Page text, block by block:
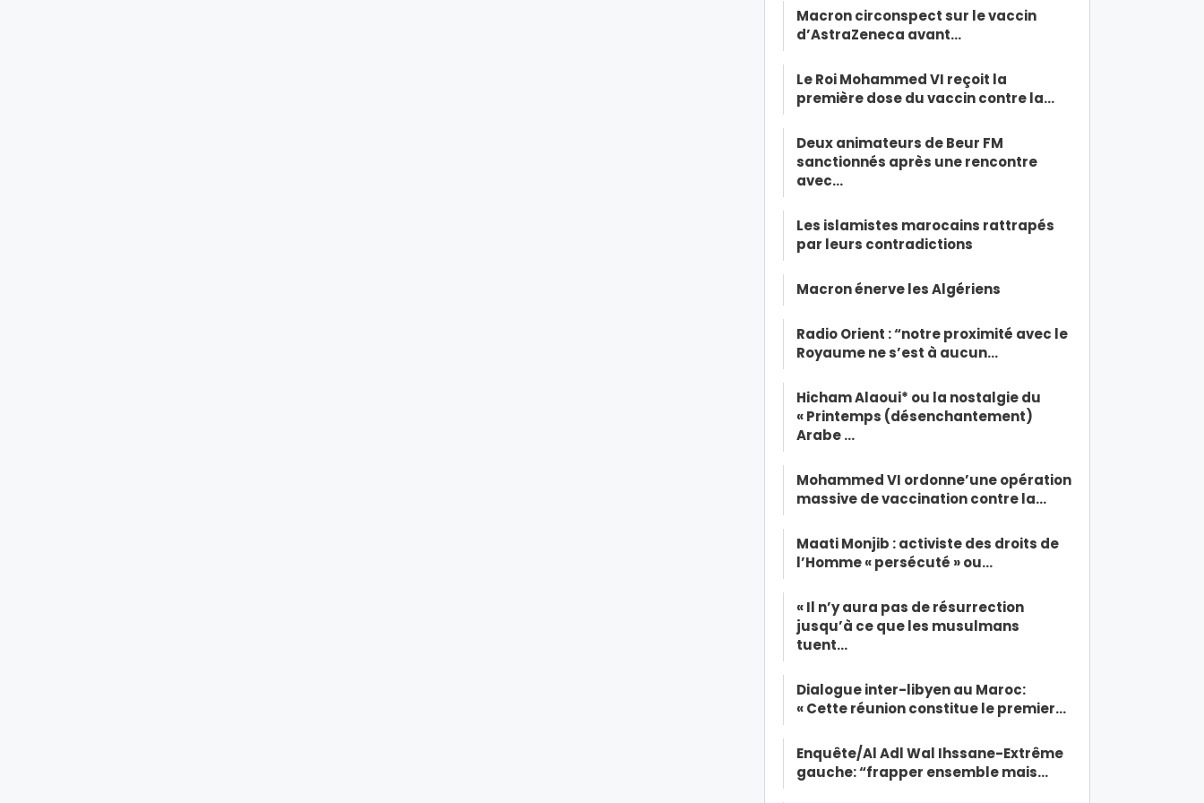
Macron circonspect sur le vaccin
d’AstraZeneca avant…
Le Roi Mohammed VI reçoit la
première dose du vaccin contre la…
Deux animateurs de Beur FM
sanctionnés après une rencontre
avec…
Les islamistes marocains rattrapés
par leurs contradictions
Macron énerve les Algériens
Radio Orient : “notre proximité avec le
Royaume ne s’est à aucun…
Hicham Alaoui* ou la nostalgie du
« Printemps (désenchantement)
Arabe …
Mohammed VI ordonne’une opération
massive de vaccination contre la…
Maati Monjib : activiste des droits de
l’Homme « persécuté » ou…
« Il n’y aura pas de résurrection
jusqu’à ce que les musulmans
tuent…
Dialogue inter-libyen au Maroc:
« Cette réunion constitue le premier…
Enquête/Al Adl Wal Ihssane-Extrême
gauche: “frapper ensemble mais…